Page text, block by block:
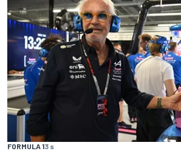
FORMULA 13 s